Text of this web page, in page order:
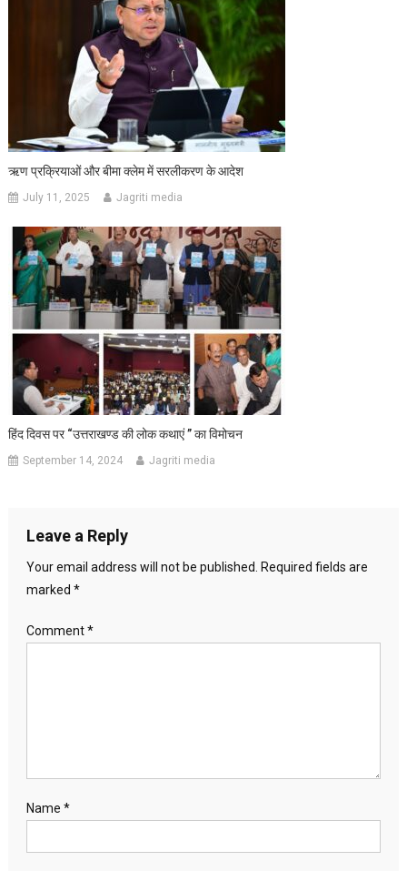
ऋण प्रक्रियाओं और बीमा क्लेम में सरलीकरण के आदेश
July 11, 2025 Jagriti media
हिंद दिवस पर “उत्तराखण्ड की लोक कथाएं ’’ का विमोचन
September 14, 2024 Jagriti media
Leave a Reply
Your email address will not be published.
Required fields are
marked *
Comment*
Name *